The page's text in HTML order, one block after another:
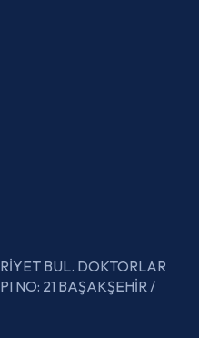
BUL. DOKTORLAR
NO: 21 BAŞAKŞEHİR /